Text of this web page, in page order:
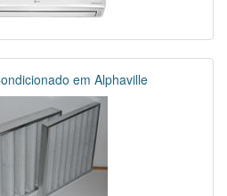
em Alphaville